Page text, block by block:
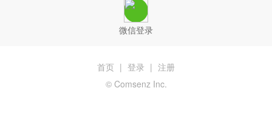
微信登录
首页 | 登录 | 注册
© Comsenz Inc.